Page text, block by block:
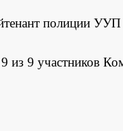
полиции
из 9 участников